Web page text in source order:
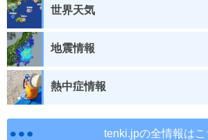
世界天気
地震情報
熱中症情報
tenki.jpの全情報はこ